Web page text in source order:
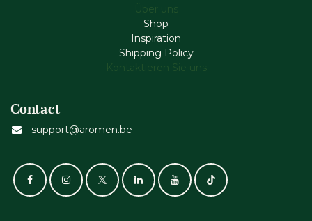
Über uns
Shop
Inspiration
Shipping Policy
Kontaktieren Sie uns
Contact
support@aromen.be